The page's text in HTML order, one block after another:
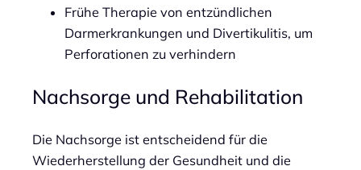
Frühe Therapie von entzündlichen
Darmerkrankungen und Divertikulitis, um
Perforationen zu verhindern
Nachsorge und Rehabilitation
Die Nachsorge ist entscheidend für die
Wiederherstellung der Gesundheit und die